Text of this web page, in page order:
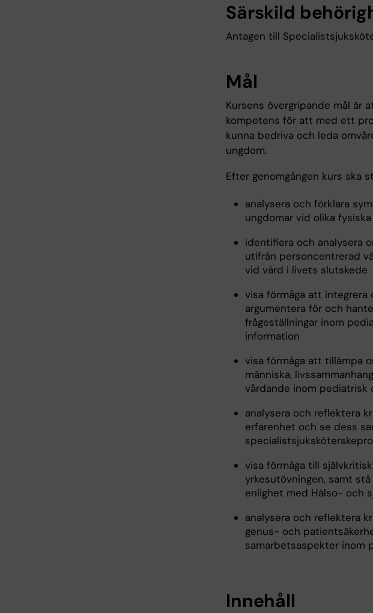
Särskild
Antagen till
Mål
Kursens övergripande mål är
kompetens för att med ett
kunna bedriva och leda
ungdom.
Efter genomgången kurs ska
analysera och förklara
ungdomar vid olika
identifiera och analysera
utifrån personcentrerad
vid vård i livets slutskede
visa förmåga att
argumentera för och
frågeställningar inom
information
visa förmåga att tillämpa
människa,
vårdande inom pediatrisk
analysera och reflektera
erfarenhet och se dess
visa förmåga till
yrkesutövningen, samt
enlighet med Hälso- och
analysera och reflektera
genus- och
samarbetsaspekter inom
Innehåll